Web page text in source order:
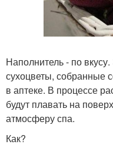
Наполнитель - по
сухоцветы, собранные
в аптеке. В процессе
будут плавать на
атмосферу спа.
Как?